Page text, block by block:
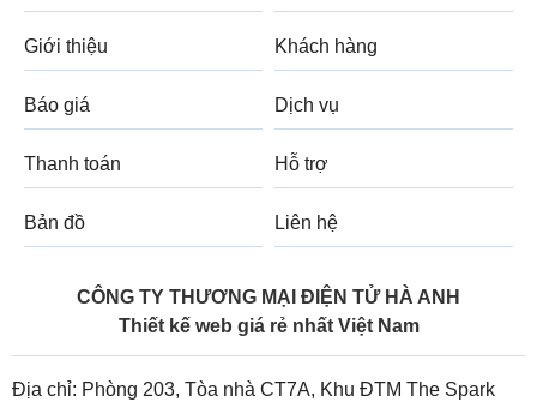
Giới thiệu Khách hàng
Báo giá Dịch vụ
Thanh toán Hỗ trợ
Bản đồ Liên hệ
CÔNG TY THƯƠNG MẠI ĐIỆN TỬ HÀ ANH
Thiết kế web giá rẻ nhất Việt Nam
Địa chỉ: Phòng 203, Tòa nhà CT7A, Khu ĐTM The Spark